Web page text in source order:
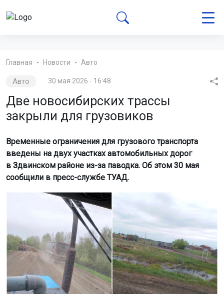
Главная Новости Авто
Авто 30 мая 2026 - 16:48
Две новосибирских трассы
закрыли для грузовиков
Временные ограничения для грузового транспорта
введены на двух участках автомобильных дорог
в Здвинском районе из-за паводка. Об этом 30 мая
сообщили в пресс-службе ТУАД.